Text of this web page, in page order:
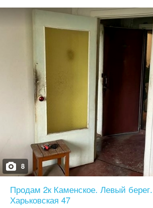
8
Продам 2к Каменское. Левый
Харьковская 47